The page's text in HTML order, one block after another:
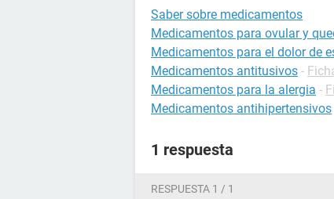
Saber sobre medicamentos
Medicamentos para ovular y
Medicamentos para el dolor de
Medicamentos antitusivos -
Medicamentos para la alergia -
Medicamentos antihipertensivos
1 respuesta
RESPUESTA 1 / 1